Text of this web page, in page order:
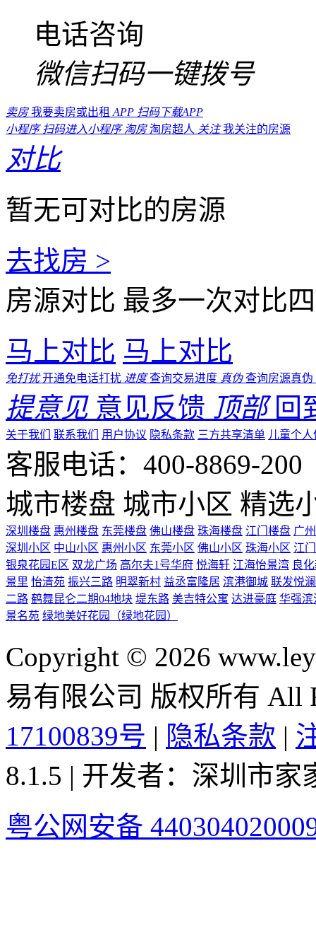
电话咨询
微信扫码一键拨号
卖房 我要卖房或出租 APP 扫码下载APP
小程序 扫码进入小程序 淘房 淘房超人 关注 我关注的房源
对比
暂无可对比的房源
去找房 >
房源对比 最多一次对比
马上对比 马上对比
免打扰 开通免电话打扰 进度 查询交易进度 真伪 查询房源真伪
提意见 意见反馈 顶部 回
关于我们 联系我们 用户协议 隐私条款 三方共享清单 儿童个
客服电话：400-8869-200
城市楼盘 城市小区 精选
深圳楼盘 惠州楼盘 东莞楼盘 佛山楼盘 珠海楼盘 江门楼盘 广
深圳小区 中山小区 惠州小区 东莞小区 佛山小区 珠海小区 江
银泉花园E区 双龙广场 高尔夫1号华府 悦海轩 江海怡景湾 良
景里 怡清苑 振兴三路 明翠新村 益丞富隆居 滨港御城 联发悦
二路 鹤舞昆仑二期04地块 堤东路 美吉特公寓 达进豪庭 华强滨
景名苑 绿地美好花园（绿地花园）
Copyright © 2026
易有限公司 版权所有 All
17100839号 | 隐私条款 |
8.1.5 | 开发者：深圳市
粤公网安备